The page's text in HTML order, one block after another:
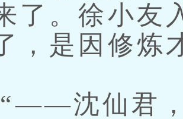
了。徐小友
，是因修炼
沈仙君，